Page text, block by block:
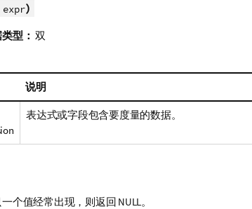
expr)
型： 双
说明
表达式或字段包含要度量的数据。
个值经常出现，则返回 NULL 。